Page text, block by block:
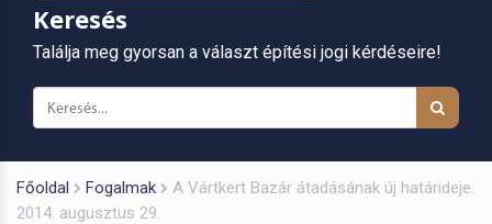
Keresés
Találja meg gyorsan a választ építési jogi kérdéseire!
Főoldal Fogalmak
A Vártkert Bazár átadásának új határideje:
2014. augusztus 29.